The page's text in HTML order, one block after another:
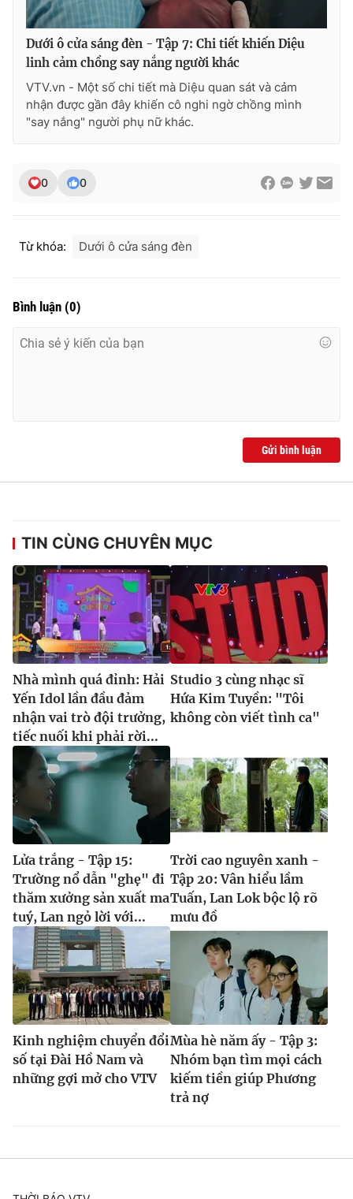
Ðiện thoại Thời báo VTV:024.66 897 897
Email:toasoan@vtv.vn
Liên hệ quảng cáo:024-7300.7108
thông tin từ website này.
Dưới ô cửa sáng đèn - Tập 7: Chi tiết khiến Diệu
linh cảm chồng say nắng người khác
VTV.vn - Một số chi tiết mà Diệu quan sát và cảm
nhận được gần đây khiến cô nghi ngờ chồng mình
"say nắng" người phụ nữ khác.
0 0
Từ khóa: Dưới ô cửa sáng đèn
Bình luận (0)
Gửi bình luận
TIN CÙNG CHUYÊN MỤC
Nhà mình quá đỉnh: Hải
Yến Idol lần đầu đảm
nhận vai trò đội trưởng,
tiếc nuối khi phải rời...
Studio 3 cùng nhạc sĩ
Hứa Kim Tuyền: "Tôi
không còn viết tình ca"
Lửa trắng - Tập 15:
Trường nổ dẫn "ghẹ" đi
thăm xưởng sản xuất ma
tuý, Lan ngỏ lời với...
Trời cao nguyên xanh -
Tập 20: Vân hiểu lầm
Tuấn, Lan Lok bộc lộ rõ
mưu đồ
Kinh nghiệm chuyển đổi
số tại Đài Hồ Nam và
những gợi mở cho VTV
Mùa hè năm ấy - Tập 3:
Nhóm bạn tìm mọi cách
kiếm tiền giúp Phương
trả nợ